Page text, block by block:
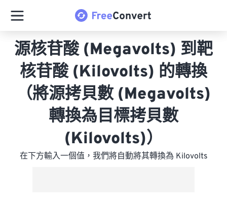
源核苷酸 (Megavolts) 到靶
核苷酸 (Kilovolts) 的轉換
（將源拷貝數 (Megavolts)
轉換為目標拷貝數
(Kilovolts)）
在下方輸入一個值，我們將自動將其轉換為 Kilovolts